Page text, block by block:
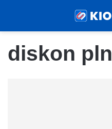
diskon pln